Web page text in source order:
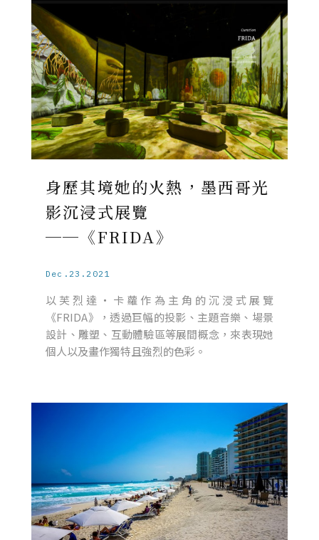
身歷其境她的火熱，墨西哥光
影沉浸式展覽
──《FRIDA》
Dec.23.2021
以芙烈達・卡蘿作為主角的沉浸式展覽
《FRIDA》，透過巨幅的投影、主題音樂、場景
設計、雕塑、互動體驗區等展間概念，來表現她
個人以及畫作獨特且強烈的色彩。